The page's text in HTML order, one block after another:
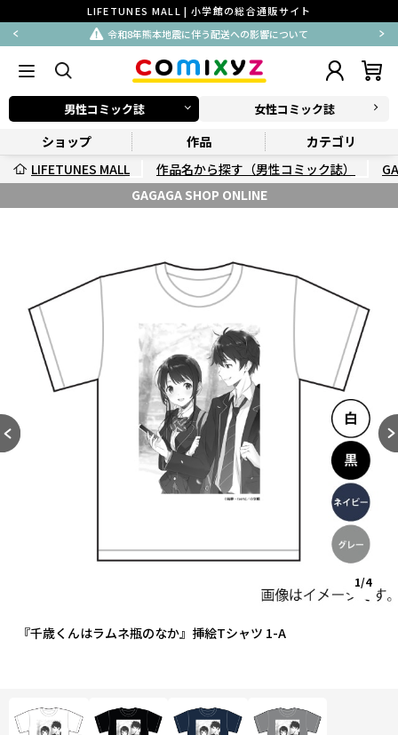
LIFETUNES MALL | 小学館の総合通販サイト
令和8年熊本地震に伴う配送への影響について
男性コミック誌 女性コミック誌
ショップ 作品
カテゴリ
LIFETUNES MALL
作品名から探す（男性コミック誌）
GAGAGA SHOP ONLINE
『千歳くんはラムネ瓶のなか』挿絵Tシャツ 1-A
1/4